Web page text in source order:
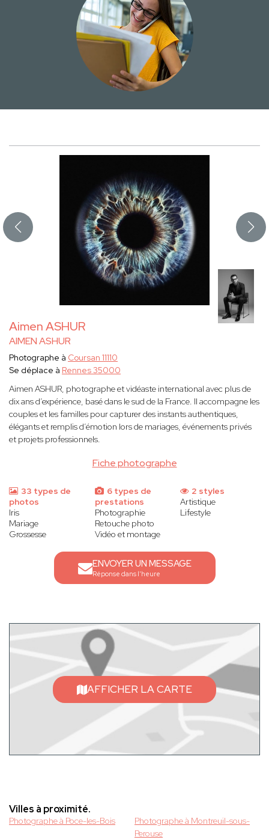
Aimen ASHUR
AIMEN ASHUR
Fiche photographe
Photographe à Coursan 11110
Se déplace à Rennes 35000
Aimen ASHUR, photographe et vidéaste international avec plus de
dix ans d’expérience, basé dans le sud de la France. Il accompagne les
couples et les familles pour capturer des instants authentiques,
élégants et remplis d’émotion lors de mariages, événements privés
et projets professionnels.
33 types de
photos
Iris
Mariage
Grossesse
6 types de
prestations
Photographie
Retouche photo
Vidéo et montage
2 styles
Artistique
Lifestyle
ENVOYER UN MESSAGE
Réponse dans l'heure
AFFICHER LA CARTE
Villes à proximité.
Photographe à Poce-les-Bois
Photographe à Montreuil-sous-
Perouse